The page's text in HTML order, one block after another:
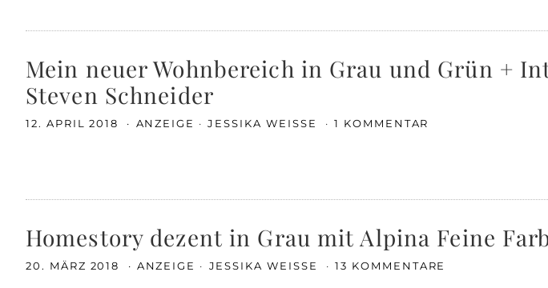
Mein neuer Wohnbereich in Grau und Grün +
Steven Schneider
12. APRIL 2018 ANZEIGE JESSIKA WEISSE 1 KOMMENTAR
Homestory dezent in Grau mit Alpina Feine
20. MÄRZ 2018 ANZEIGE JESSIKA WEISSE 13 KOMMENTARE